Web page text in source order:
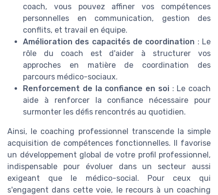
coach, vous pouvez affiner vos compétences
personnelles en communication, gestion des
conflits, et travail en équipe.
Amélioration des capacités de coordination : Le
rôle du coach est d'aider à structurer vos
approches en matière de coordination des
parcours médico-sociaux.
Renforcement de la confiance en soi: Le coach
aide à renforcer la confiance nécessaire pour
surmonter les défis rencontrés au quotidien.
Ainsi, le coaching professionnel transcende la simple
acquisition de compétences fonctionnelles. Il favorise
un développement global de votre profil professionnel,
indispensable pour évoluer dans un secteur aussi
exigeant que le médico-social. Pour ceux qui
s'engagent dans cette voie, le recours à un coaching